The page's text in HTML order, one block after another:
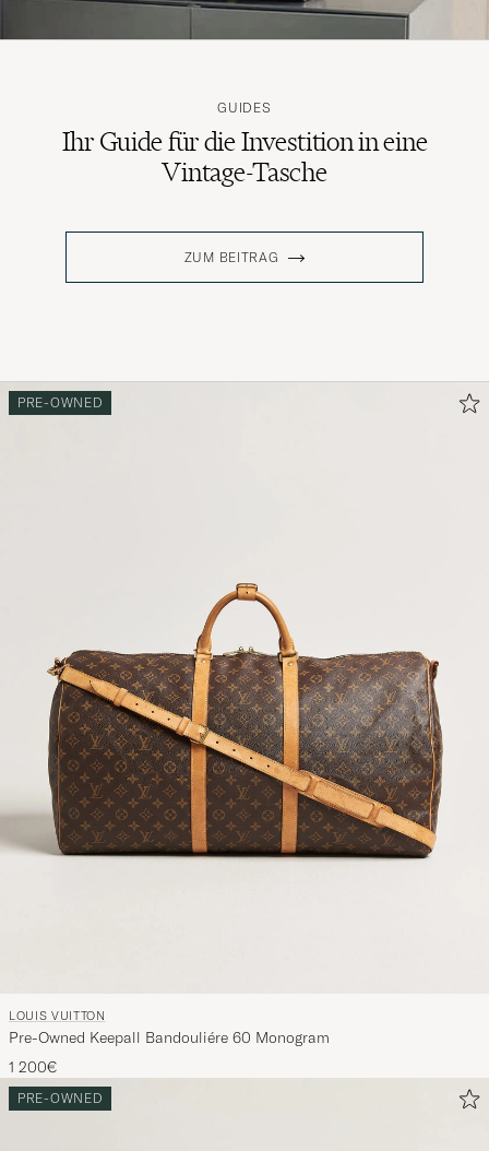
PRE-OWNED
LOUIS VUITTON
Pre-Owned Keepall Bandouliére 60 Monogram
1 200€
PRE-OWNED
GUIDES
Ihr Guide für die Investition in eine
Vintage-Tasche
ZUM BEITRAG